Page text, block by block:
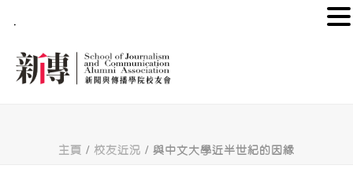
主頁 / 校友近況 / 與中文大學近半世紀的因緣
.